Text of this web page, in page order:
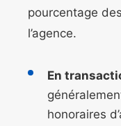
pourcentage
l’agence.
En
honoraires